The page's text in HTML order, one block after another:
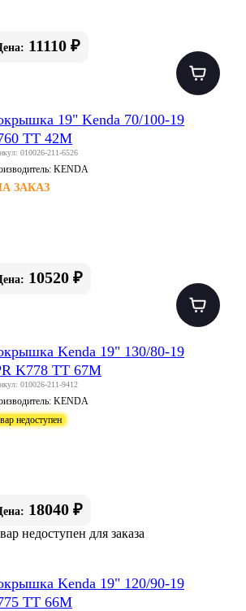
11110 ₽
19" Kenda 70/100-19
TT 42M
010026-211-6526
KENDA
ЗАКАЗ
10520 ₽
Kenda 19" 130/80-19
K778 TT 67M
010026-211-9412
KENDA
недоступен
18040 ₽
недоступен для заказа
Kenda 19" 120/90-19
TT 66M